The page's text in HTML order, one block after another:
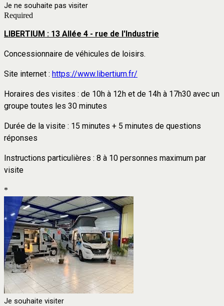
Je ne souhaite pas visiter
Required
LIBERTIUM : 13 Allée 4 - rue de l'Industrie
Concessionnaire de véhicules de loisirs.
Site internet : https://www.libertium.fr/
Horaires des visites : de 10h à 12h et de 14h à 17h30 avec un
groupe toutes les 30 minutes
Durée de la visite : 15 minutes + 5 minutes de questions
réponses
Instructions particulières : 8 à 10 personnes maximum par
visite
*
Je souhaite visiter